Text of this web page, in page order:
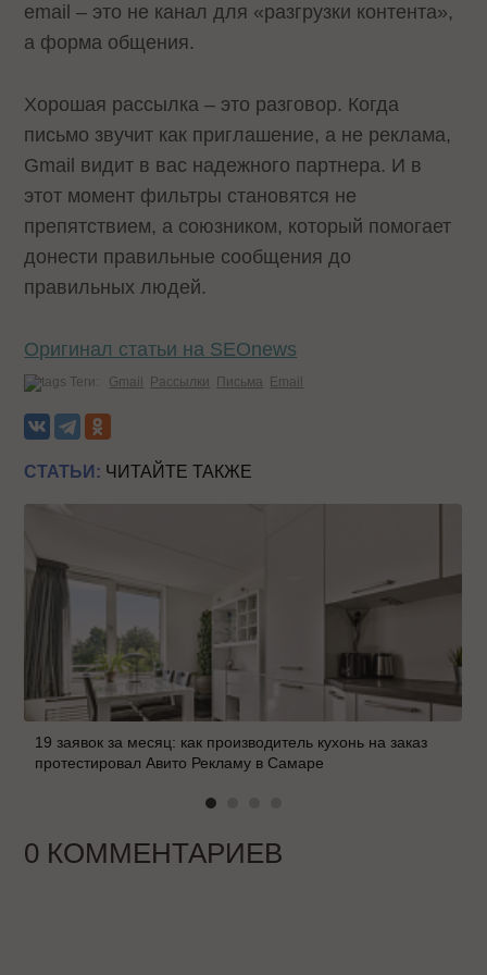
email – это не канал для «разгрузки контента»,
а форма общения.
Хорошая рассылка – это разговор. Когда
письмо звучит как приглашение, а не реклама,
Gmail видит в вас надежного партнера. И в
этот момент фильтры становятся не
препятствием, а союзником, который помогает
донести правильные сообщения до
правильных людей.
Оригинал статьи на SEOnews
Теги: Gmail Рассылки Письма Email
СТАТЬИ: ЧИТАЙТЕ ТАКЖЕ
19 заявок за месяц: как производитель кухонь на заказ
протестировал Авито Рекламу в Самаре
0 КОММЕНТАРИЕВ